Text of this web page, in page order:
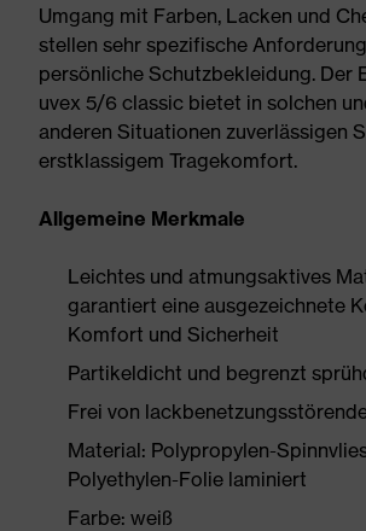
Umgang mit Farben, Lacken und
stellen sehr spezifische
persönliche Schutzbekleidung. Der
uvex 5/6 classic bietet in solchen
anderen Situationen zuverlässigen
erstklassigem Tragekomfort.
Allgemeine Merkmale
Leichtes und atmungsaktives
garantiert eine ausgezeichnete
Komfort und Sicherheit
Partikeldicht und begrenzt
Frei von
Material: Polypropylen-
Polyethylen-Folie laminiert
Farbe: weiß